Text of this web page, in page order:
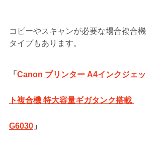
コピーやスキャンが必要な場合複合機
タイプもあります。
「 Canon プリンター A4インクジェッ
ト複合機 特大容量ギガタンク搭載
G6030 」